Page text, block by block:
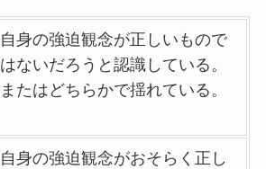
自身の強迫観念が正しいもので
はないだろうと認識している。
またはどちらかで揺れている。
自身の強迫観念がおそらく正し